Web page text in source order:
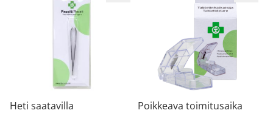
Heti saatavilla
Poikkeava toimitusaika